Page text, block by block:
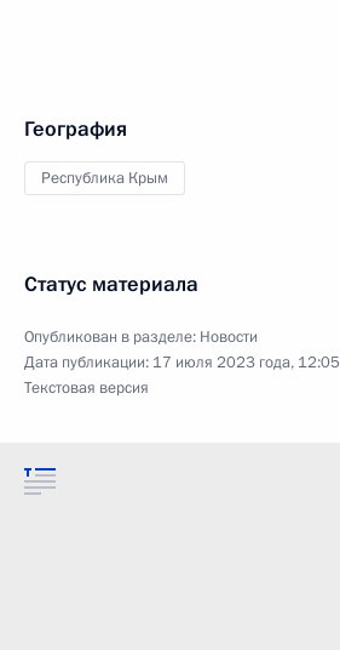
География
Республика Крым
Статус материала
Опубликован в разделе: Новости
Дата публикации: 17 июля 2023 года, 12:05
Текстовая версия